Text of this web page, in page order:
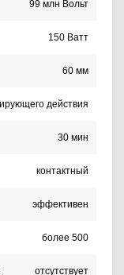
99 млн Вольт
150 Ватт
60 мм
действия
30 мин
контактный
эффективен
более 500
отсутствует